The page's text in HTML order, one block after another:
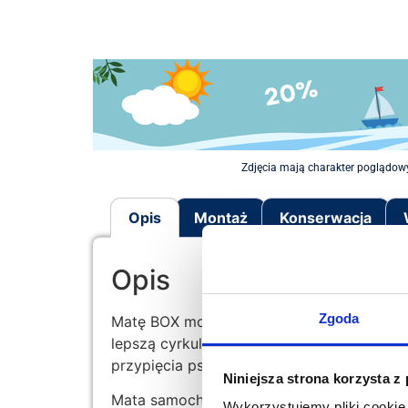
Zgoda
Niniejsza strona korzysta z
Zdjęcia mają charakter
Opis Montaż Konserwacja
Opis
Matę BOX mocujemy na przednim
lepszą cyrkulację powietrza. Pozwalają
przypięcia psiego pasa bezpieczeństwa.
Mata samochodowa jest